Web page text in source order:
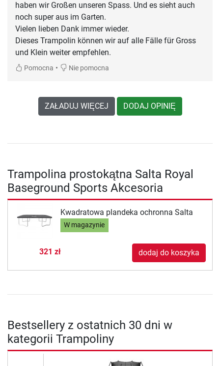
haben wir Großen unseren Spass. Und es sieht auch
noch super aus im Garten.
Vielen lieben Dank immer wieder.
Dieses Trampolin können wir auf alle Fälle für Gross
und Klein weiter empfehlen.
Pomocna • Nie pomocna
ZAŁADUJ WIĘCEJ DODAJ OPINIĘ
Trampolina prostokątna Salta Royal
Baseground Sports Akcesoria
Kwadratowa plandeka ochronna Salta
W magazynie
321 zł dodaj do koszyka
Bestsellery z ostatnich 30 dni w
kategorii Trampoliny